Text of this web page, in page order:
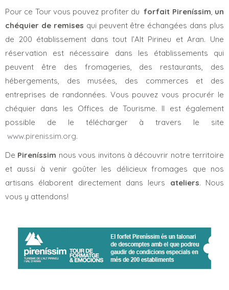
Pour ce Tour vous pouvez profiter duforfait Pireníssim un
chéquier de remises qui peuvent être échangées dans plus
de 200 établissement dans tout l’Alt Pirineu et Aran. Une
réservation est nécessaire dans les établissements qui
peuvent être des fromageries, des restaurants, des
hébergements, des musées, des commerces et des
entreprises de randonnées. Vous pouvez vous procurér le
chéquier dans les Offices de Tourisme. Il est également
possible de le télécharger à travers le site
www.pirenissim.org.
De Pireníssim nous vous invitons à découvrir notre territoire
et aussi à venir goûter les délicieux fromages que nos
artisans élaborent directement dans leurs ateliers. Nous
vous y attendons!